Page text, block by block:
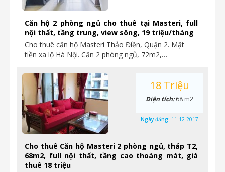
Căn hộ 2 phòng ngủ cho thuê tại Masteri, full
nội thất, tầng trung, view sông, 19 triệu/tháng
Cho thuê căn hộ Masteri Thảo Điền, Quận 2. Mặt
tiền xa lộ Hà Nội. Căn 2 phòng ngủ, 72m2,…
Cho thuê Căn hộ Masteri 2 phòng ngủ, tháp T2,
68m2, full nội thất, tầng cao thoáng mát, giá
thuê 18 triệu
18 Triệu
Diện tích:68 m2
Ngày đăng: 11-12-2017